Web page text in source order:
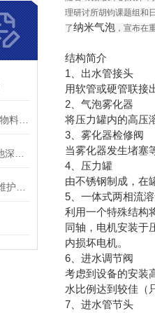
理研讨所胡钧课题组和
了纳米气泡 ，宣布在
结构简介
1、出水管接头
用软管或硬管联接
2、气泡雾化器
将压力罐内的高压
3、雾化器检修阀
当雾化器发生堵塞
4、压力罐
由不锈钢制成，在
5、一体式两相流
利用一个特殊结构
同轴，电机安装于
内损坏电机。
6、进水调节阀
考虑到设备的安装
水比例达到较佳（
7、进水管节头